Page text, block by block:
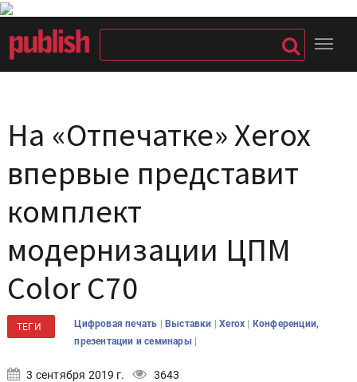
На «Отпечатке» Xerox
впервые представит
комплект
модернизации ЦПМ
Color C70
ТЕГИ Цифровая печать | Выставки |Xerox | Конференции,
презентации и семинары |
3 сентября 2019 г. 3643